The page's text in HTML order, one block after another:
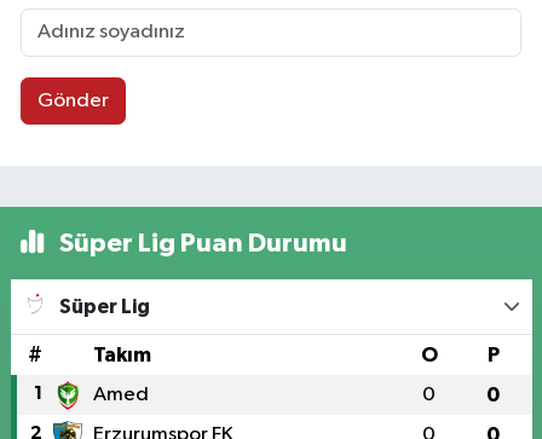
Gönder
Süper Lig Puan Durumu
Süper Lig
# Takım O P
1 Amed 0 0
2